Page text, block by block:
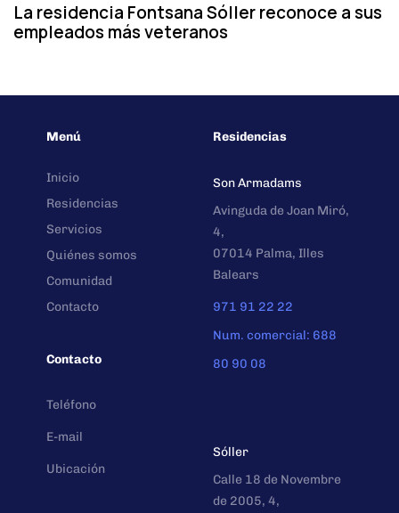
La residencia Fontsana Sóller reconoce a sus
empleados más veteranos
Menú
Inicio
Residencias
Servicios
Quiénes somos
Comunidad
Contacto
Contacto
Teléfono
E-mail
Ubicación
Residencias
Son Armadams
Avinguda de Joan Miró,
4,
07014 Palma, Illes
Balears
971 91 22 22
Num. comercial: 688
80 90 08
Sóller
Calle 18 de Novembre
de 2005, 4,